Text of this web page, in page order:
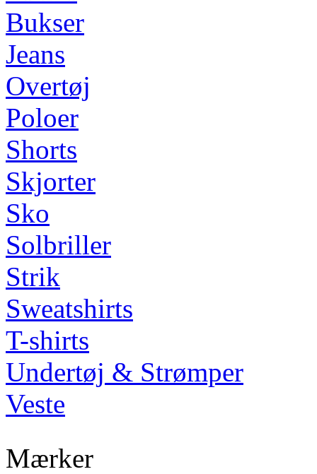
Bukser
Jeans
Overtøj
Poloer
Shorts
Skjorter
Sko
Solbriller
Strik
Sweatshirts
T-shirts
Undertøj & Strømper
Veste
Mærker